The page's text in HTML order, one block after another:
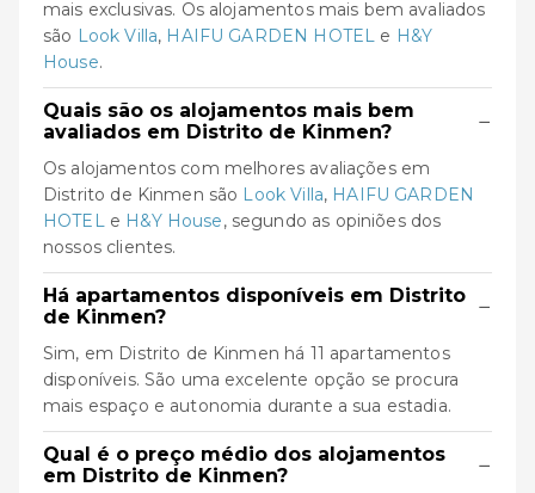
mais exclusivas. Os alojamentos mais bem avaliados
são Look Villa, HAIFU GARDEN HOTEL e H&Y
House.
Quais são os alojamentos mais bem
avaliados em Distrito de Kinmen?
−
Os alojamentos com melhores avaliações em
Distrito de Kinmen são Look Villa, HAIFU GARDEN
HOTELe H&Y House, segundo as opiniões dos
nossos clientes.
Há apartamentos disponíveis em Distrito
de Kinmen?
−
Sim, em Distrito de Kinmen há 11 apartamentos
disponíveis. São uma excelente opção se procura
mais espaço e autonomia durante a sua estadia.
Qual é o preço médio dos alojamentos
em Distrito de Kinmen?
−